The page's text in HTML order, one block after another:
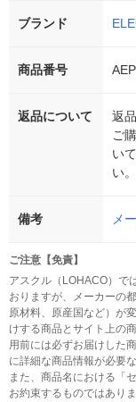
ブランド
商品番号
返品について
返
ご
い
い。
備考 メ
ご注意【免責】
アスクル（LOHACO）で
おりますが、メーカーの
原材料、原産国など）が
けする商品とサイト上の
用前には必ずお届けした
に詳細な商品情報が必要
また、商品名における「
お約束するものではあり